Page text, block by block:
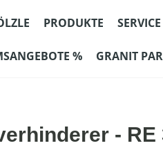
PRODUKTE SERVICE
% GRANIT
- RE